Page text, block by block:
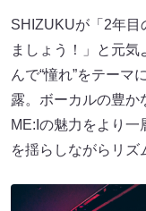
SHIZUKUが「2年目
ましょう！」と元
んで“憧れ”をテーマ
露。ボーカルの豊か
ME:Iの魅力をより
を揺らしながらリズ